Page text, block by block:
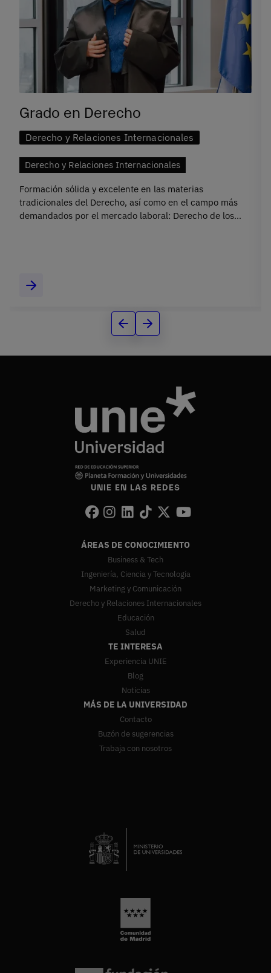
Grado en Derecho
Derecho y Relaciones Internacionales
Derecho y Relaciones Internacionales
Formación sólida y excelente en las materias
tradicionales del Derecho, así como en el campo más
demandados por el mercado laboral: Derecho de los
UNIE EN LAS REDES
ÁREAS DE CONOCIMIENTO
Business & Tech
Ingeniería, Ciencia y Tecnología
Marketing y Comunicación
Derecho y Relaciones Internacionales
Educación
Salud
TE INTERESA
Experiencia UNIE
Blog
Noticias
MÁS DE LA UNIVERSIDAD
Contacto
Buzón de sugerencias
Trabaja con nosotros